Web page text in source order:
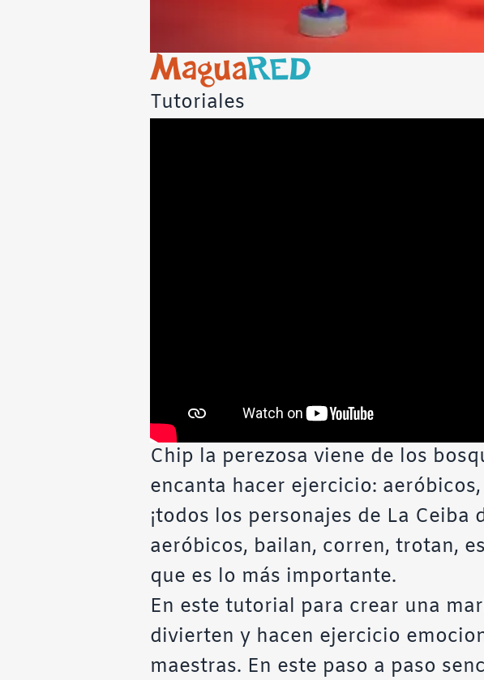
Tutoriales
Chip la perezosa viene de los
encanta hacer ejercicio:
¡todos los personajes de La
aeróbicos, bailan, corren, trotan,
que es lo más importante.
En este tutorial para crear una
divierten y hacen ejercicio
maestras. En este paso a paso